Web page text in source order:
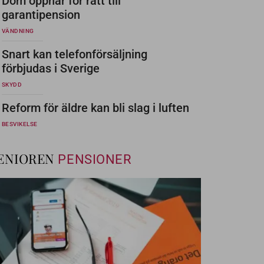
garantipension
VÄNDNING
Snart kan telefonförsäljning
förbjudas i Sverige
SKYDD
Reform för äldre kan bli slag i luften
BESVIKELSE
PENSIONER